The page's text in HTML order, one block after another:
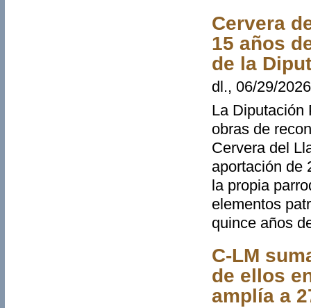
Cervera
15 años
de la
dl., 06/29/
La Diputación
obras de
Cervera del
aportación de
la propia
elementos
quince años
C-LM
de ellos
amplía a